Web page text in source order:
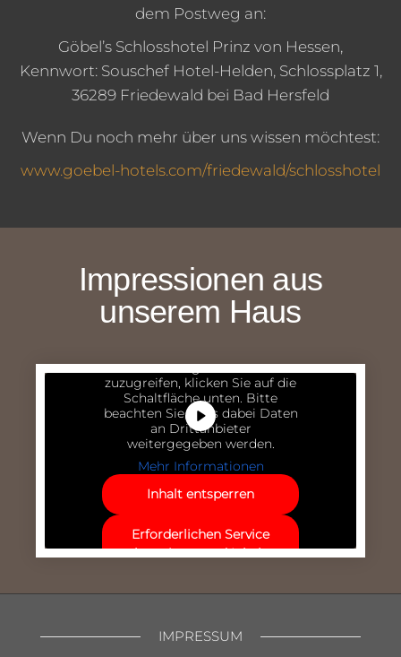
dem Postweg an:
Göbel’s Schlosshotel Prinz von Hessen,
Kennwort: Souschef Hotel-Helden, Schlossplatz 1,
36289 Friedewald bei Bad Hersfeld
Wenn Du noch mehr über uns wissen möchtest:
www.goebel-hotels.com/friedewald/schlosshotel
Impressionen aus
unserem Haus
Um auf den eigentlichen Inhalt
zuzugreifen, klicken Sie auf die
Schaltfläche unten. Bitte
beachten Sie, dass dabei Daten
an Drittanbieter
weitergegeben werden.
Mehr Informationen
Inhalt entsperren
Erforderlichen Service
akzeptieren und Inhalte
IMPRESSUM